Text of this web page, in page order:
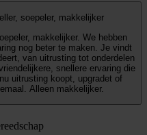
soepeler, makkelijker
We hebben
nog beter te maken. Je vindt
van uitrusting tot onderdelen
snellere ervaring die
uitrusting koopt, upgradet of
Alleen makkelijker.